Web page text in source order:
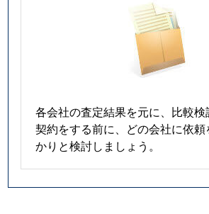
各会社の査定結果を元に、比較検
契約をする前に、どの会社に依頼
かりと検討しましょう。